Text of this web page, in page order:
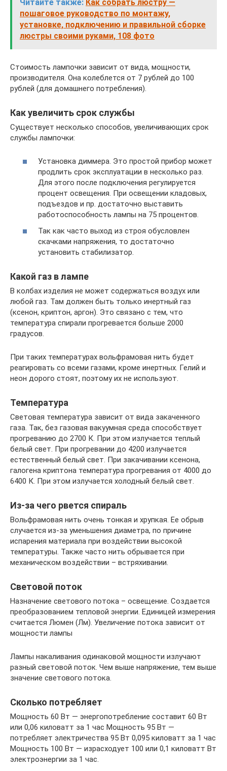
Читайте также: Как собрать люстру —
пошаговое руководство по монтажу,
установке, подключению и правильной сборке
люстры своими руками, 108 фото
Стоимость лампочки зависит от вида, мощности,
производителя. Она колеблется от 7 рублей до 100
рублей (для домашнего потребления).
Как увеличить срок службы
Существует несколько способов, увеличивающих срок
службы лампочки:
Установка диммера. Это простой прибор может
продлить срок эксплуатации в несколько раз.
Для этого после подключения регулируется
процент освещения. При освещении кладовых,
подъездов и пр. достаточно выставить
работоспособность лампы на 75 процентов.
Так как часто выход из строя обусловлен
скачками напряжения, то достаточно
установить стабилизатор.
Какой газ в лампе
В колбах изделия не может содержаться воздух или
любой газ. Там должен быть только инертный газ
(ксенон, криптон, аргон). Это связано с тем, что
температура спирали прогревается больше 2000
градусов.
При таких температурах вольфрамовая нить будет
реагировать со всеми газами, кроме инертных. Гелий и
неон дорого стоят, поэтому их не используют.
Температура
Световая температура зависит от вида закаченного
газа. Так, без газовая вакуумная среда способствует
прогреванию до 2700 К. При этом излучается теплый
белый свет. При прогревании до 4200 излучается
естественный белый свет. При закачивании ксенона,
галогена криптона температура прогревания от 4000 до
6400 К. При этом излучается холодный белый свет.
Из-за чего рвется спираль
Вольфрамовая нить очень тонкая и хрупкая. Ее обрыв
случается из-за уменьшения диаметра, по причине
испарения материала при воздействии высокой
температуры. Также часто нить обрывается при
механическом воздействии – встряхивании.
Световой поток
Назначение светового потока – освещение. Создается
преобразованием тепловой энергии. Единицей измерения
считается Люмен (Лм). Увеличение потока зависит от
мощности лампы
Лампы накаливания одинаковой мощности излучают
разный световой поток. Чем выше напряжение, тем выше
значение светового потока.
Сколько потребляет
Мощность 60 Вт — энергопотребление составит 60 Вт
или 0,06 киловатт за 1 час Мощность 95 Вт —
потребляет электричества 95 Вт 0,095 киловатт за 1 час
Мощность 100 Вт — израсходует 100 или 0,1 киловатт Вт
электроэнергии за 1 час.